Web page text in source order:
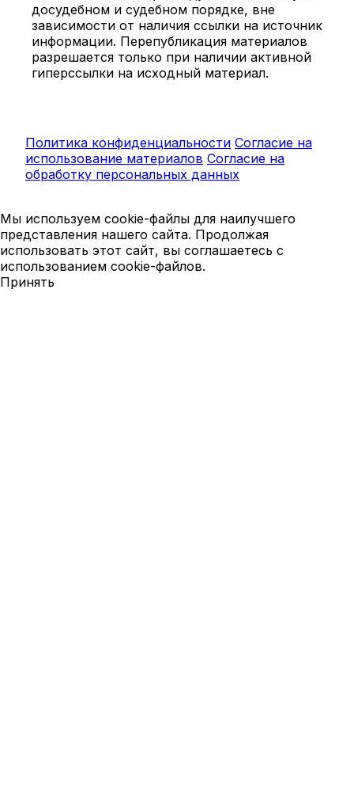
досудебном и судебном порядке, вне
зависимости от наличия ссылки на источник
информации. Перепубликация материалов
разрешается только при наличии активной
гиперссылки на исходный материал.
Политика конфиденциальности Согласие на
использование материалов Согласие на
обработку персональных данных
Мы используем cookie-файлы для наилучшего
представления нашего сайта. Продолжая
использовать этот сайт, вы соглашаетесь с
использованием cookie-файлов.
Принять